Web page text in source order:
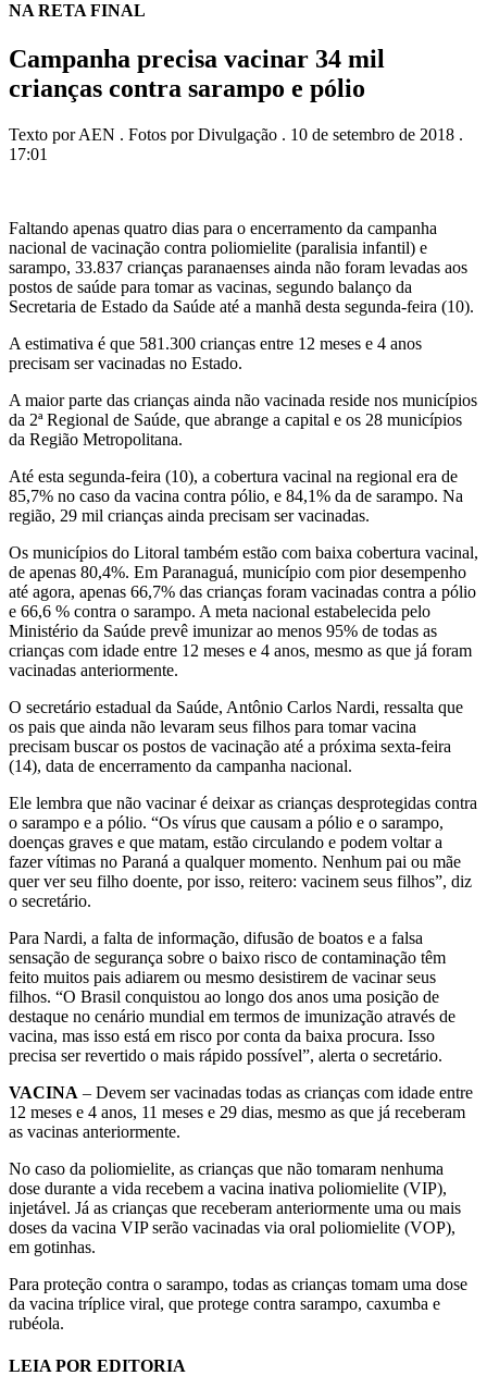
NA RETA FINAL
Campanha precisa vacinar 34 mil
crianças contra sarampo e pólio
Texto por AEN . Fotos por Divulgação . 10 de setembro de 2018 .
17:01
Faltando apenas quatro dias para o encerramento da campanha
nacional de vacinação contra poliomielite (paralisia infantil) e
sarampo, 33.837 crianças paranaenses ainda não foram levadas aos
postos de saúde para tomar as vacinas, segundo balanço da
Secretaria de Estado da Saúde até a manhã desta segunda-feira (10).
A estimativa é que 581.300 crianças entre 12 meses e 4 anos
precisam ser vacinadas no Estado.
A maior parte das crianças ainda não vacinada reside nos municípios
da 2ª Regional de Saúde, que abrange a capital e os 28 municípios
da Região Metropolitana.
Até esta segunda-feira (10), a cobertura vacinal na regional era de
85,7% no caso da vacina contra pólio, e 84,1% da de sarampo. Na
região, 29 mil crianças ainda precisam ser vacinadas.
Os municípios do Litoral também estão com baixa cobertura vacinal,
de apenas 80,4%. Em Paranaguá, município com pior desempenho
até agora, apenas 66,7% das crianças foram vacinadas contra a pólio
e 66,6 % contra o sarampo. A meta nacional estabelecida pelo
Ministério da Saúde prevê imunizar ao menos 95% de todas as
crianças com idade entre 12 meses e 4 anos, mesmo as que já foram
vacinadas anteriormente.
O secretário estadual da Saúde, Antônio Carlos Nardi, ressalta que
os pais que ainda não levaram seus filhos para tomar vacina
precisam buscar os postos de vacinação até a próxima sexta-feira
(14), data de encerramento da campanha nacional.
Ele lembra que não vacinar é deixar as crianças desprotegidas contra
o sarampo e a pólio. “Os vírus que causam a pólio e o sarampo,
doenças graves e que matam, estão circulando e podem voltar a
fazer vítimas no Paraná a qualquer momento. Nenhum pai ou mãe
quer ver seu filho doente, por isso, reitero: vacinem seus filhos”, diz
o secretário.
Para Nardi, a falta de informação, difusão de boatos e a falsa
sensação de segurança sobre o baixo risco de contaminação têm
feito muitos pais adiarem ou mesmo desistirem de vacinar seus
filhos. “O Brasil conquistou ao longo dos anos uma posição de
destaque no cenário mundial em termos de imunização através de
vacina, mas isso está em risco por conta da baixa procura. Isso
precisa ser revertido o mais rápido possível”, alerta o secretário.
VACINA – Devem ser vacinadas todas as crianças com idade entre
12 meses e 4 anos, 11 meses e 29 dias, mesmo as que já receberam
as vacinas anteriormente.
No caso da poliomielite, as crianças que não tomaram nenhuma
dose durante a vida recebem a vacina inativa poliomielite (VIP),
injetável. Já as crianças que receberam anteriormente uma ou mais
doses da vacina VIP serão vacinadas via oral poliomielite (VOP),
em gotinhas.
Para proteção contra o sarampo, todas as crianças tomam uma dose
da vacina tríplice viral, que protege contra sarampo, caxumba e
rubéola.
LEIA POR EDITORIA